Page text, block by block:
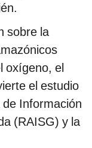
sobre la
oxígeno, el
el estudio
Información
(RAISG) y la